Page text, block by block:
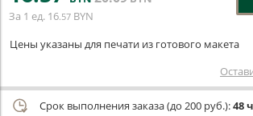
За 1 ед. 16.57 BYN
Цены указаны для печати из готового макета
Срок выполнения заказа (до 200 руб.):48